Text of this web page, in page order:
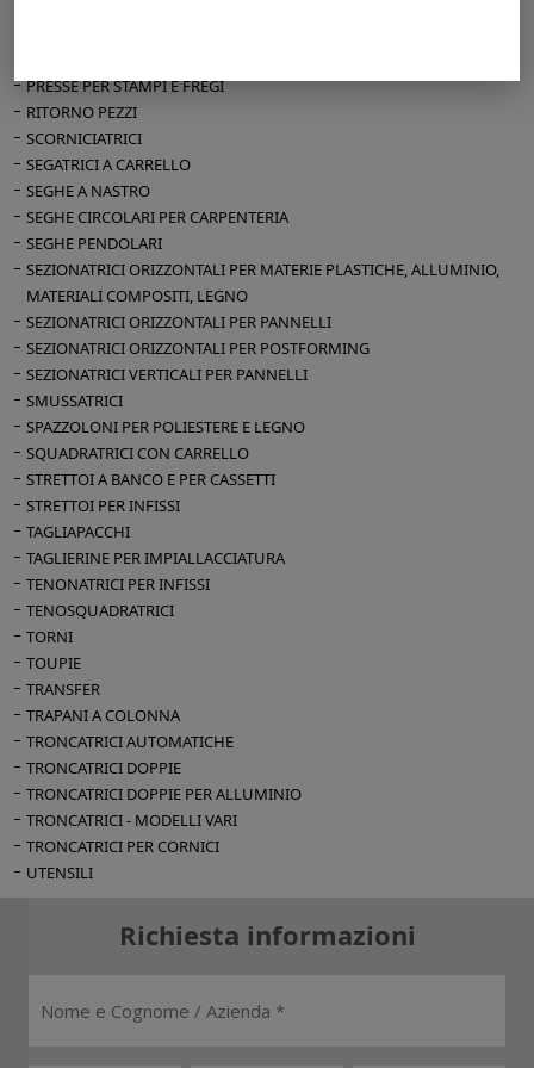
PRESSE PER STAMPI E FREGI
RITORNO PEZZI
SCORNICIATRICI
SEGATRICI A CARRELLO
SEGHE A NASTRO
SEGHE CIRCOLARI PER CARPENTERIA
SEGHE PENDOLARI
SEZIONATRICI ORIZZONTALI PER MATERIE PLASTICHE, ALLUMINIO,
MATERIALI COMPOSITI, LEGNO
SEZIONATRICI ORIZZONTALI PER PANNELLI
SEZIONATRICI ORIZZONTALI PER POSTFORMING
SEZIONATRICI VERTICALI PER PANNELLI
SMUSSATRICI
SPAZZOLONI PER POLIESTERE E LEGNO
SQUADRATRICI CON CARRELLO
STRETTOI A BANCO E PER CASSETTI
STRETTOI PER INFISSI
TAGLIAPACCHI
TAGLIERINE PER IMPIALLACCIATURA
TENONATRICI PER INFISSI
TENOSQUADRATRICI
TORNI
TOUPIE
TRANSFER
TRAPANI A COLONNA
TRONCATRICI AUTOMATICHE
TRONCATRICI DOPPIE
TRONCATRICI DOPPIE PER ALLUMINIO
TRONCATRICI - MODELLI VARI
TRONCATRICI PER CORNICI
UTENSILI
Richiesta informazioni